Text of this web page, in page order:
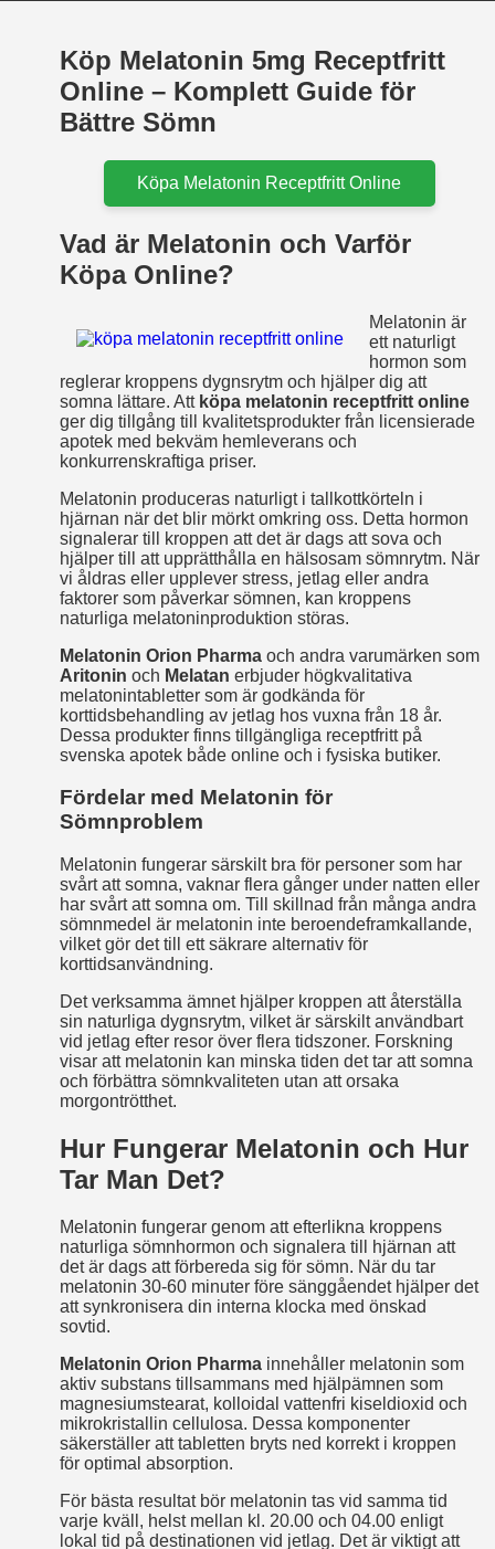
Köp Melatonin 5mg Receptfritt
Online – Komplett Guide för
Bättre Sömn
Köpa Melatonin Receptfritt Online
Vad är Melatonin och Varför
Köpa Online?
Melatonin är
ett naturligt
hormon som
reglerar kroppens dygnsrytm och hjälper dig att
somna lättare. Att köpa melatonin receptfritt online
ger dig tillgång till kvalitetsprodukter från licensierade
apotek med bekväm hemleverans och
konkurrenskraftiga priser.
Melatonin produceras naturligt i tallkottkörteln i
hjärnan när det blir mörkt omkring oss. Detta hormon
signalerar till kroppen att det är dags att sova och
hjälper till att upprätthålla en hälsosam sömnrytm. När
vi åldras eller upplever stress, jetlag eller andra
faktorer som påverkar sömnen, kan kroppens
naturliga melatoninproduktion störas.
Melatonin Orion Pharmaoch andra varumärken som
Aritonin och Melatan erbjuder högkvalitativa
melatonintabletter som är godkända för
korttidsbehandling av jetlag hos vuxna från 18 år.
Dessa produkter finns tillgängliga receptfritt på
svenska apotek både online och i fysiska butiker.
Fördelar med Melatonin för
Sömnproblem
Melatonin fungerar särskilt bra för personer som har
svårt att somna, vaknar flera gånger under natten eller
har svårt att somna om. Till skillnad från många andra
sömnmedel är melatonin inte beroendeframkallande,
vilket gör det till ett säkrare alternativ för
korttidsanvändning.
Det verksamma ämnet hjälper kroppen att återställa
sin naturliga dygnsrytm, vilket är särskilt användbart
vid jetlag efter resor över flera tidszoner. Forskning
visar att melatonin kan minska tiden det tar att somna
och förbättra sömnkvaliteten utan att orsaka
morgontrötthet.
Hur Fungerar Melatonin och Hur
Tar Man Det?
Melatonin fungerar genom att efterlikna kroppens
naturliga sömnhormon och signalera till hjärnan att
det är dags att förbereda sig för sömn. När du tar
melatonin 30-60 minuter före sänggåendet hjälper det
att synkronisera din interna klocka med önskad
sovtid.
Melatonin Orion Pharmainnehåller melatonin som
aktiv substans tillsammans med hjälpämnen som
magnesiumstearat, kolloidal vattenfri kiseldioxid och
mikrokristallin cellulosa. Dessa komponenter
säkerställer att tabletten bryts ned korrekt i kroppen
för optimal absorption.
För bästa resultat bör melatonin tas vid samma tid
varje kväll, helst mellan kl. 20.00 och 04.00 enligt
lokal tid på destinationen vid jetlag. Det är viktigt att